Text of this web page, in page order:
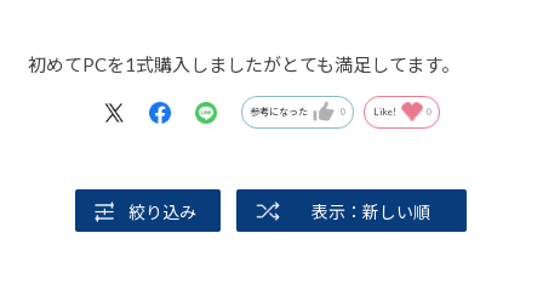
初めてPCを1式購入しましたがとても満足してます。
参考になった 0 Like! 0
絞り込み 表示：新しい順